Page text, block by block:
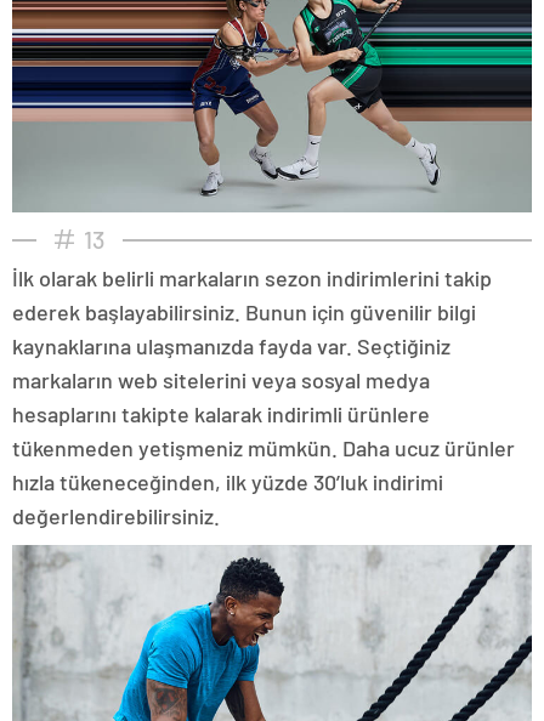
13
İlk olarak belirli markaların sezon indirimlerini takip
ederek başlayabilirsiniz. Bunun için güvenilir bilgi
kaynaklarına ulaşmanızda fayda var. Seçtiğiniz
markaların web sitelerini veya sosyal medya
hesaplarını takipte kalarak indirimli ürünlere
tükenmeden yetişmeniz mümkün. Daha ucuz ürünler
hızla tükeneceğinden, ilk yüzde 30’luk indirimi
değerlendirebilirsiniz.